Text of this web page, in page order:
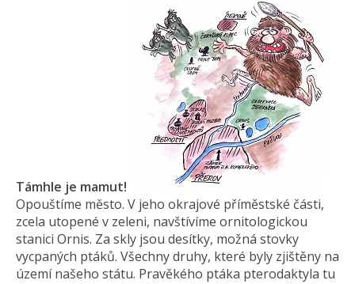
Támhle je mamut!
Opouštíme město. V jeho okrajové příměstské části,
zcela utopené v zeleni, navštívíme ornitologickou
stanici Ornis. Za skly jsou desítky, možná stovky
vycpaných ptáků. Všechny druhy, které byly zjištěny na
území našeho státu. Pravěkého ptáka pterodaktyla tu